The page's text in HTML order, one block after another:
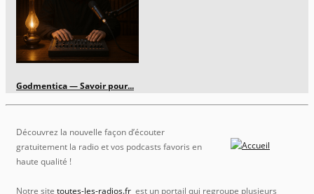
Godmentica — Savoir pour...
Découvrez la nouvelle façon d’écouter
gratuitement la radio et vos podcasts favoris en
haute qualité !
Notre site toutes-les-radios.fr est un portail qui regroupe plusieurs